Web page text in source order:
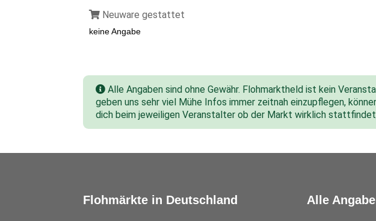
Neuware gestattet
keine Angabe
Alle Angaben sind ohne Gewähr. Flohmarktheld ist kein
geben uns sehr viel Mühe Infos immer zeitnah einzupflegen,
dich beim jeweiligen Veranstalter ob der Markt wirklich
Flohmärkte in Deutschland Alle